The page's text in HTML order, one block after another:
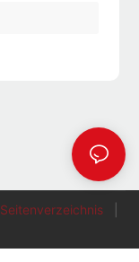
Seitenverzeichnis